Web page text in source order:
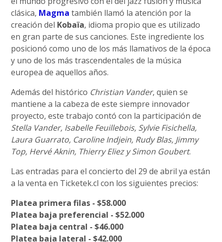
clásica, Magma también llamó la atención por la
creación del Kobaïa, idioma propio que es utilizado
en gran parte de sus canciones. Este ingrediente los
posicionó como uno de los más llamativos de la época
y uno de los más trascendentales de la música
europea de aquellos años.
Además del histórico Christian Vander, quien se
mantiene a la cabeza de este siempre innovador
proyecto, este trabajo contó con la participación de
Stella Vander, Isabelle Feuillebois, Sylvie Fisichella,
Laura Guarrato, Caroline Indjein, Rudy Blas, Jimmy
Top, Hervé Aknin, Thierry Eliez y Simon Goubert.
Las entradas para el concierto del 29 de abril ya están
a la venta en Ticketek.cl con los siguientes precios:
Platea primera filas - $58.000
Platea baja preferencial - $52.000
Platea baja central - $46.000
Platea baja lateral - $42.000